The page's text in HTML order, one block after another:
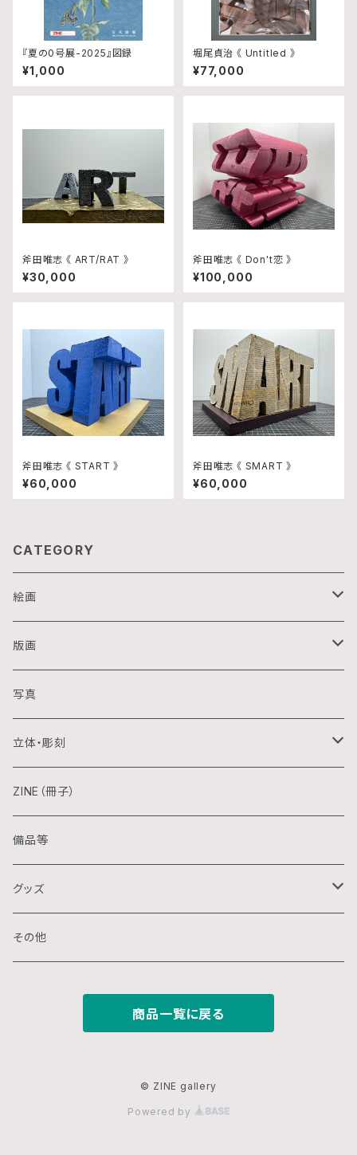
『夏の0号展-2025』図録
¥1,000
堀尾貞治 《 Untitled 》
¥77,000
斧田唯志 《 ART/RAT 》
¥30,000
斧田唯志 《 Don't恋 》
¥100,000
斧田唯志 《 START 》
¥60,000
斧田唯志 《 SMART 》
¥60,000
CATEGORY
絵画
油画
アクリル画
日本画
水彩画
クレパス画
水墨画
スプレー画
版画
銅版画
木版画
シルクスクリーン
リトグラフ
デジタル
ステンシル
デジタルプリント
写真
立体・彫刻
陶芸
金属
石
木
ZINE（冊子）
備品等
グッズ
ポストカード
その他
商品一覧に戻る
© ZINE gallery
Powered by